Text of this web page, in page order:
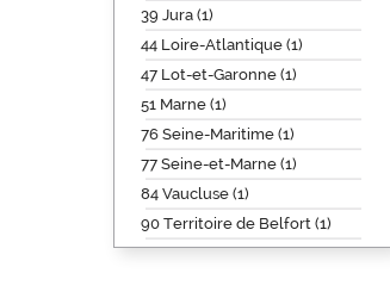
39 Jura (1)
44 Loire-Atlantique (1)
47 Lot-et-Garonne (1)
51 Marne (1)
76 Seine-Maritime (1)
77 Seine-et-Marne (1)
84 Vaucluse (1)
90 Territoire de Belfort (1)